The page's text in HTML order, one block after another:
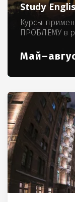
Study
Курсы
ПРОБЛЕМУ в